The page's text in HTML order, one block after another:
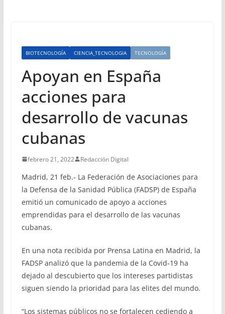
BIOTECNOLOGÍA CIENCIA_TECNOLOGIA TECNOLOGÍA
Apoyan en España
acciones para
desarrollo de vacunas
cubanas
febrero 21, 2022 Redacción Digital
Madrid, 21 feb.- La Federación de Asociaciones para
la Defensa de la Sanidad Pública (FADSP) de España
emitió un comunicado de apoyo a acciones
emprendidas para el desarrollo de las vacunas
cubanas.
En una nota recibida por Prensa Latina en Madrid, la
FADSP analizó que la pandemia de la Covid-19 ha
dejado al descubierto que los intereses partidistas
siguen siendo la prioridad para las elites del mundo.
“Los sistemas públicos no se fortalecen cediendo a